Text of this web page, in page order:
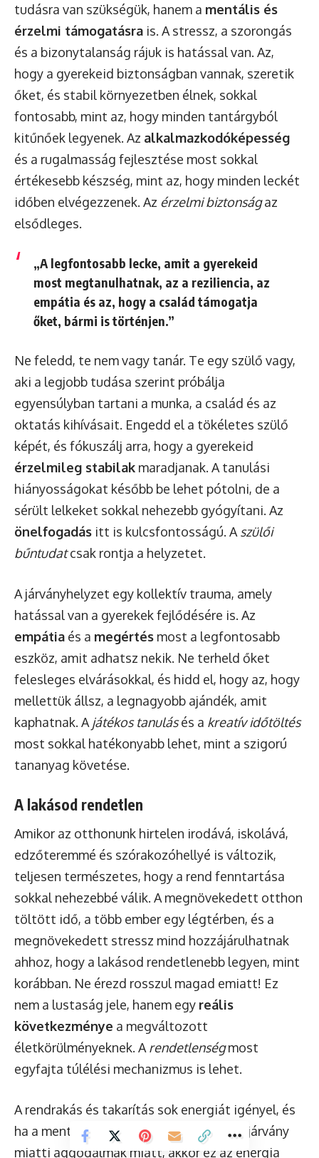
tudásra van szükségük, hanem a mentális és
érzelmi támogatásra is. A stressz, a szorongás
és a bizonytalanság rájuk is hatással van. Az,
hogy a gyerekeid biztonságban vannak, szeretik
őket, és stabil környezetben élnek, sokkal
fontosabb, mint az, hogy minden tantárgyból
kitűnőek legyenek. Az alkalmazkodóképesség
és a rugalmasság fejlesztése most sokkal
értékesebb készség, mint az, hogy minden leckét
időben elvégezzenek. Az érzelmi biztonságaz
elsődleges.
„A legfontosabb lecke, amit a gyerekeid
most megtanulhatnak, az a reziliencia, az
empátia és az, hogy a család támogatja
őket, bármi is történjen.”
Ne feledd, te nem vagy tanár. Te egy szülő vagy,
aki a legjobb tudása szerint próbálja
egyensúlyban tartani a munka, a család és az
oktatás kihívásait. Engedd el a tökéletes szülő
képét, és fókuszálj arra, hogy a gyerekeid
érzelmileg stabilak maradjanak. A tanulási
hiányosságokat később be lehet pótolni, de a
sérült lelkeket sokkal nehezebb gyógyítani. Az
önelfogadás itt is kulcsfontosságú. A szülői
bűntudatcsak rontja a helyzetet.
A járványhelyzet egy kollektív trauma, amely
hatással van a gyerekek fejlődésére is. Az
empátia és a megértés most a legfontosabb
eszköz, amit adhatsz nekik. Ne terheld őket
felesleges elvárásokkal, és hidd el, hogy az, hogy
mellettük állsz, a legnagyobb ajándék, amit
kaphatnak. A játékos tanulásés a kreatív időtöltés
most sokkal hatékonyabb lehet, mint a szigorú
tananyag követése.
A lakásod rendetlen
Amikor az otthonunk hirtelen irodává, iskolává,
edzőteremmé és szórakozóhellyé is változik,
teljesen természetes, hogy a rend fenntartása
sokkal nehezebbé válik. A megnövekedett otthon
töltött idő, a több ember egy légtérben, és a
megnövekedett stressz mind hozzájárulhatnak
ahhoz, hogy a lakásod rendetlenebb legyen, mint
korábban. Ne érezd rosszul magad emiatt! Ez
nem a lustaság jele, hanem egy reális
következménye a megváltozott
életkörülményeknek. A rendetlenségmost
egyfajta túlélési mechanizmus is lehet.
A rendrakás és takarítás sok energiát igényel, és
ha a mentális kapacitásod lecsökkent a járvány
miatti aggodalmak miatt, akkor ez az energia